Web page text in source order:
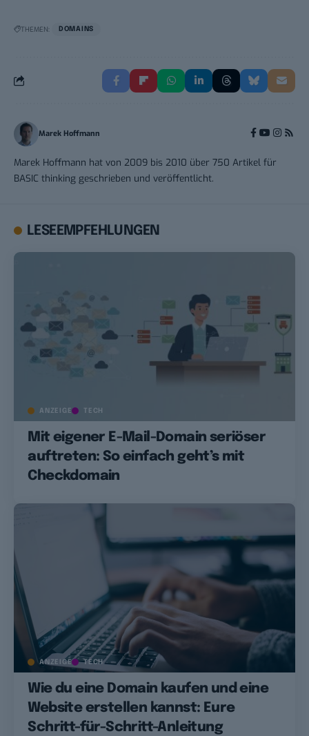
THEMEN: DOMAINS
Marek Hoffmann
Marek Hoffmann hat von 2009 bis 2010 über 750 Artikel für
BASIC thinking geschrieben und veröffentlicht.
LESEEMPFEHLUNGEN
ANZEIGE TECH
Mit eigener E-Mail-Domain seriöser
auftreten: So einfach geht’s mit
Checkdomain
ANZEIGE TECH
Wie du eine Domain kaufen und eine
Website erstellen kannst: Eure
Schritt-für-Schritt-Anleitung